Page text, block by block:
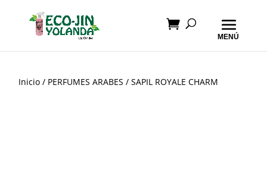
Inicio / PERFUMES ARABES / SAPIL ROYALE CHARM